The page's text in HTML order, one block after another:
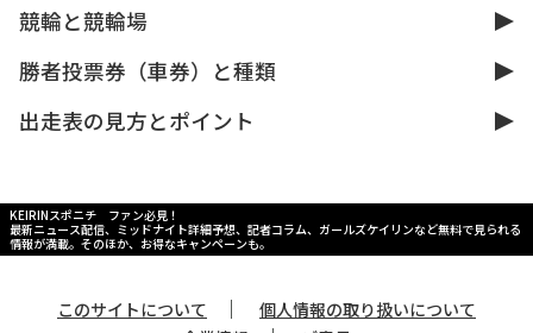
競輪と競輪場
勝者投票券（車券）と種類
出走表の見方とポイント
KEIRINスポニチ ファン必見！
最新ニュース配信、ミッドナイト詳細予想、記者コラム、ガールズケイリンなど無料で見られる
情報が満載。そのほか、お得なキャンペーンも。
このサイトについて ｜
個人情報の取り扱いについて